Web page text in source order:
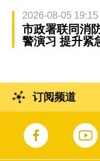
2026-08-05 19:15
市政署联同消
警演习 提升紧
订阅频道